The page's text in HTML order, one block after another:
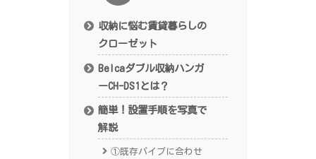
収納に悩む賃貸暮らしの
クローゼット
Belcaダブル収納ハンガ
ーCH-DS1とは？
簡単！設置手順を写真で
解説
①既存パイプに合わせ